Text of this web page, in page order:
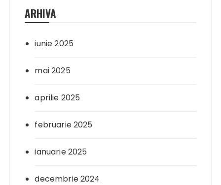
ARHIVA
iunie 2025
mai 2025
aprilie 2025
februarie 2025
ianuarie 2025
decembrie 2024